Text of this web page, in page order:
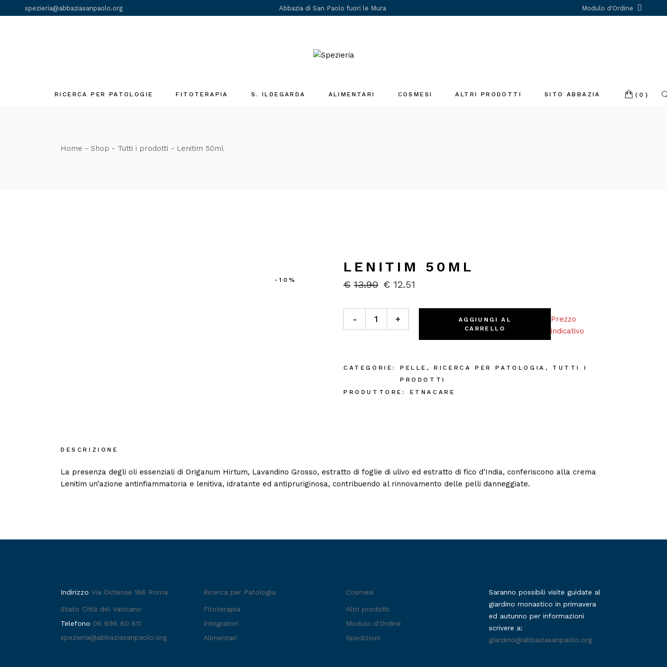
the
spezieria@abbaziasanpaolo.org Abbazia di San Paolo fuori le Mura Modulo d'Ordine
RICERCA PER PATOLOGIE FITOTERAPIA S. ILDEGARDA ALIMENTARI COSMESI ALTRI PRODOTTI SITO ABBAZIA (0)
Home Shop Tutti i prodotti Lenitim 50ml
-10%
LENITIM 50ML
€ 13.90
IL
ORIGINALE
ERA:
€13.90.
€ 12.51
IL
ATTUALE
€12.51.
Lenitim 50ml quantity
- +
AGGIUNGI AL
CARRELLO
Prezzo
indicativo
CATEGORIE: PELLE ,RICERCA PER PATOLOGIA , TUTTI I
PRODOTTI
PRODUTTORE:
ETNACARE
DESCRIZIONE
La presenza degli oli essenziali di Origanum Hirtum, Lavandino Grosso, estratto di foglie di ulivo ed estratto di fico d’India, conferiscono alla crema
Lenitim un’azione antinfiammatoria e lenitiva, idratante ed antipruriginosa, contribuendo al rinnovamento delle pelli danneggiate.
Indirizzo Via Ostiense 186 Roma
Stato Città del Vaticano
Telefono 06 698 80 811
spezieria@abbaziasanpaolo.org
Ricerca per Patologia
Fitoterapia
Integratori
Alimentari
Cosmesi
Altri prodotti
Modulo d'Ordine
Spedizioni
Saranno possibili visite guidate al
giardino monastico in primavera
ed autunno per informazioni
scrivere a:
giardino@abbaziasanpaolo.org